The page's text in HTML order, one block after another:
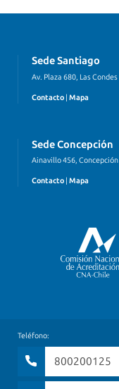
Sede Santiago
Av. Plaza 680, Las Condes
Contacto | Mapa
Sede Concepción
Ainavillo 456, Concepción
Contacto Mapa
Teléfono:
800200125